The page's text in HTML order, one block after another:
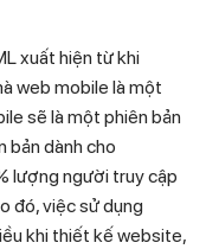
xuất hiện từ khi
web mobile là một
sẽ là một phiên bản
bản dành cho
lượng người truy cập
đó, việc sử dụng
khi thiết kế website,